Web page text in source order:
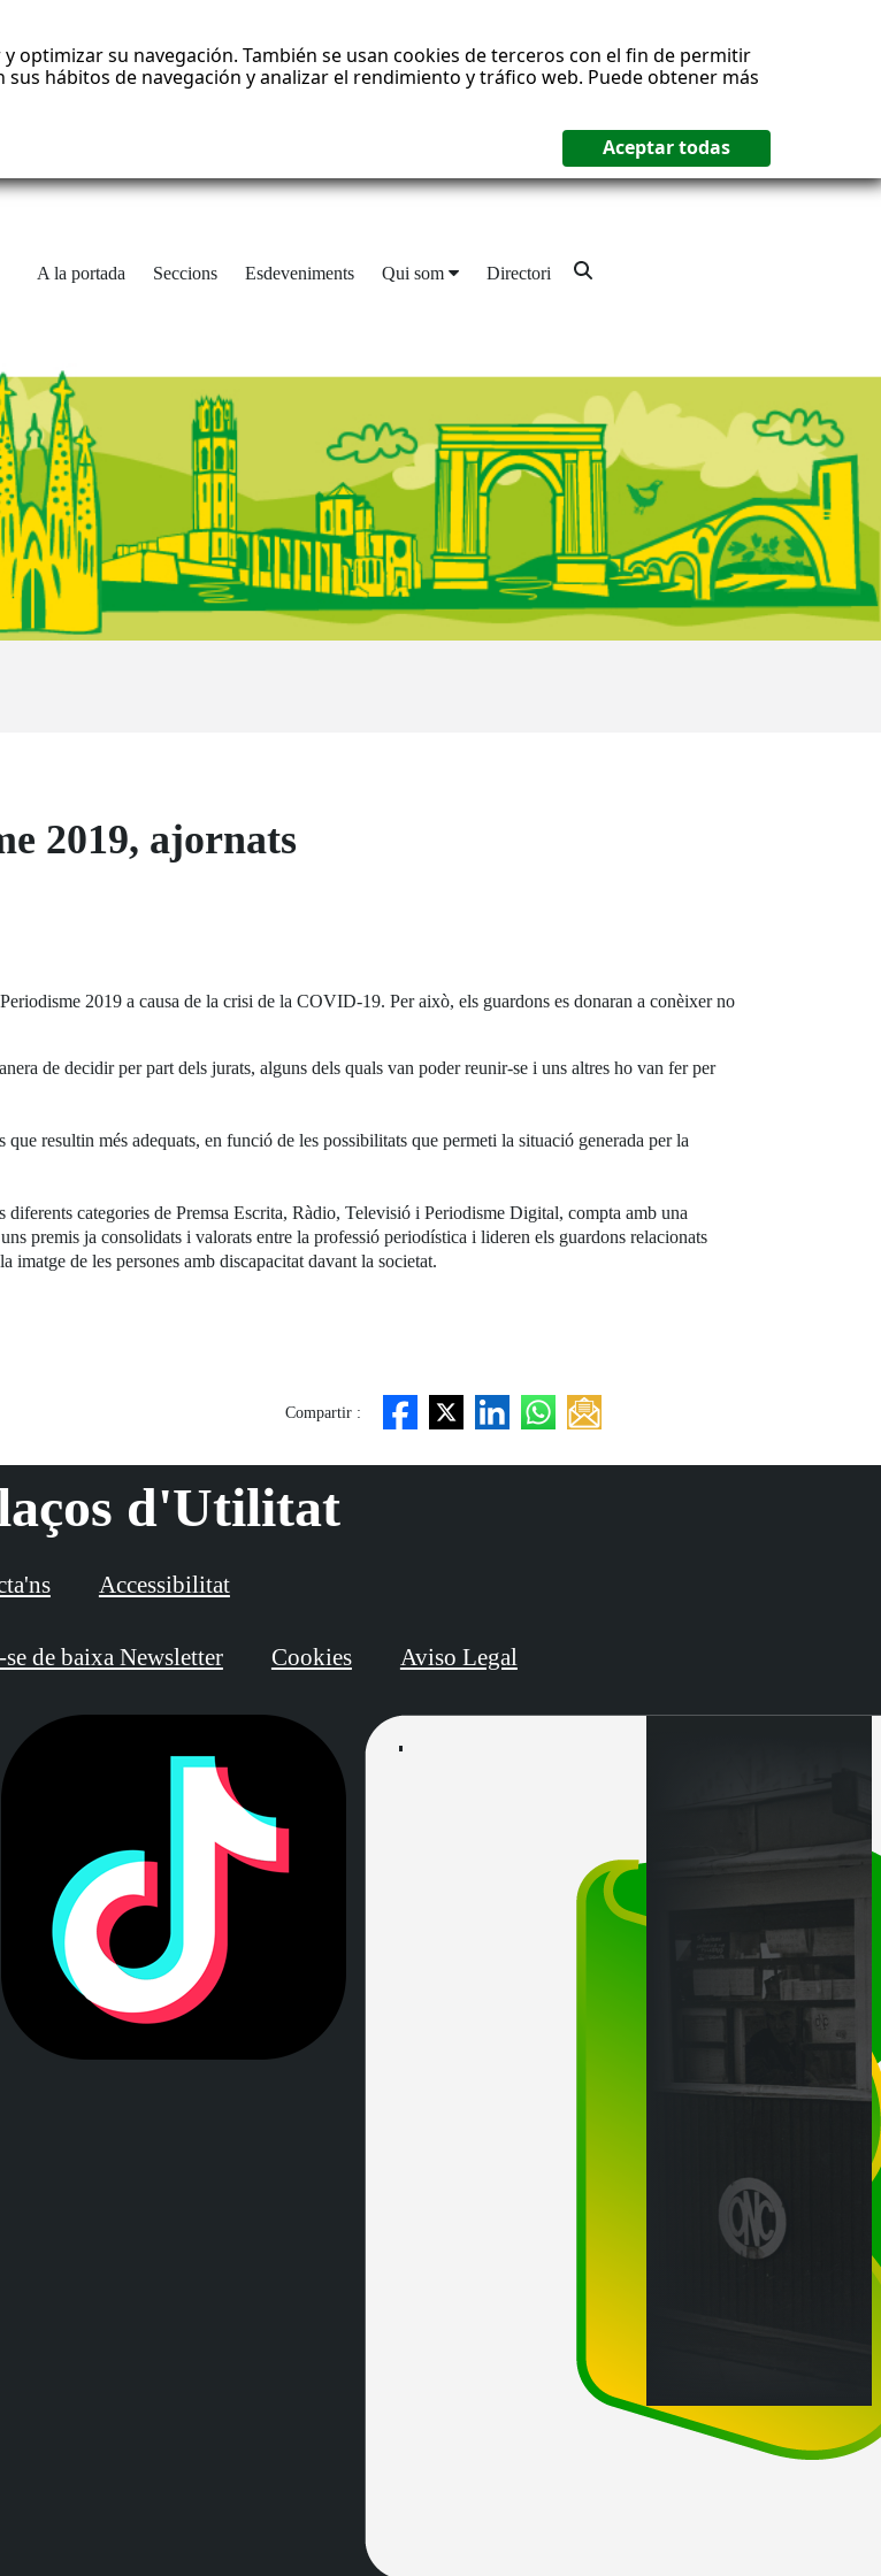
optimizar su navegación. También se usan cookies de terceros con el fin de permitir
hábitos de navegación y analizar el rendimiento y tráfico web. Puede obtener más
A la portada Seccions Esdeveniments Qui som Directori
2019, ajornats
2019 a causa de la crisi de la COVID-19. Per això, els guardons es donaran a conèixer no
de decidir per part dels jurats, alguns dels quals van poder reunir-se i uns altres ho van fer per
resultin més adequats, en funció de les possibilitats que permeti la situació generada per la
categories de Premsa Escrita, Ràdio, Televisió i Periodisme Digital, compta amb una
premis ja consolidats i valorats entre la professió periodística i lideren els guardons relacionats
de les persones amb discapacitat davant la societat.
Compartir :
d'Utilitat
Accessibilitat
de baixa Newsletter Cookies Aviso Legal